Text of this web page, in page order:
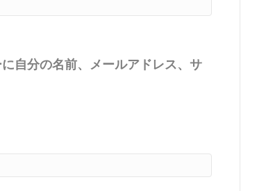
自分の名前、メールアドレス、サ